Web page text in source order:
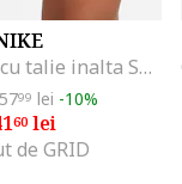
Colanti scurti cu talie inalta Sportswear, Negru
99 lei -10%
60lei
de GRID